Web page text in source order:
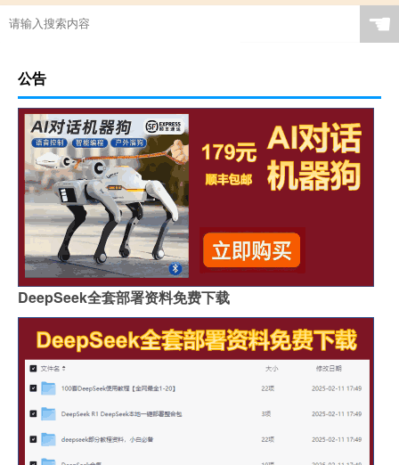
☚
公告
DeepSeek全套部署资料免费下载